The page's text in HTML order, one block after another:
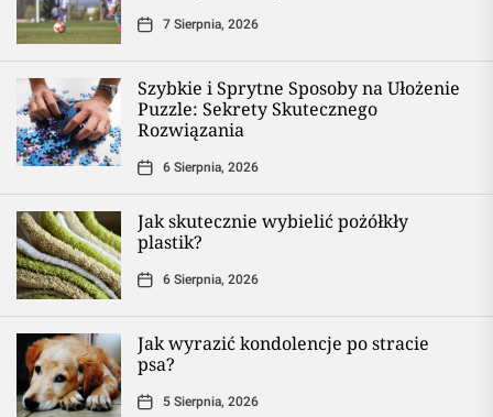
7 Sierpnia, 2026
Szybkie i Sprytne Sposoby na Ułożenie
Puzzle: Sekrety Skutecznego
Rozwiązania
6 Sierpnia, 2026
Jak skutecznie wybielić pożółkły
plastik?
6 Sierpnia, 2026
Jak wyrazić kondolencje po stracie
psa?
5 Sierpnia, 2026